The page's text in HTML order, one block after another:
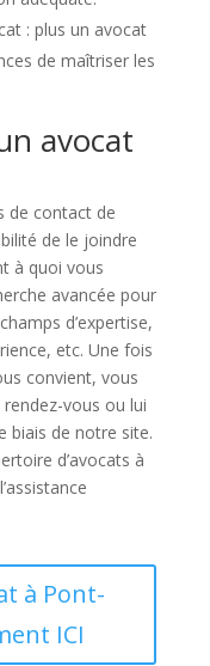
: plus un avocat
de maîtriser les
avocat
de contact de
de le joindre
à quoi vous
avancée pour
d’expertise,
etc. Une fois
convient, vous
vous ou lui
biais de notre site.
d’avocats à
à Pont-
ICI